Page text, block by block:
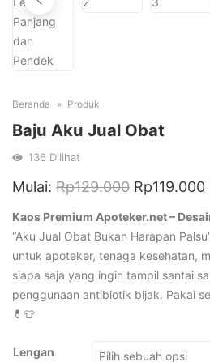
Beranda Produk
Baju Aku Jual Obat
136 Dilihat
Mulai: Rp129.000 Rp119.000
Kaos Premium Apoteker.net –
“Aku Jual Obat Bukan Harapan
untuk apoteker, tenaga kesehatan,
siapa saja yang ingin tampil santai
penggunaan antibiotik bijak. Pakai
💊👕
Lengan